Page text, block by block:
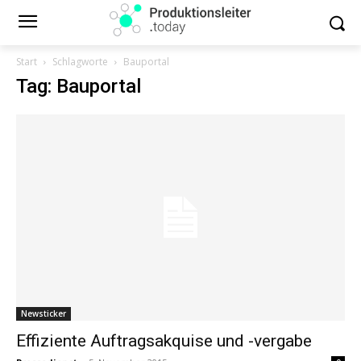
Start Schlagworte Bauportal
Tag: Bauportal
Newsticker
Effiziente Auftragsakquise und -vergabe